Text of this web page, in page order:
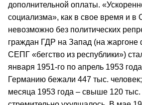
дополнительной оплаты.
социализма», как в свое время и
невозможно без политических
граждан ГДР на Запад (на жаргоне
СЕПГ «бегство из республики»)
января 1951-го по апрель 1953
Германию бежали 447 тыс.
месяца 1953 года – свыше 120